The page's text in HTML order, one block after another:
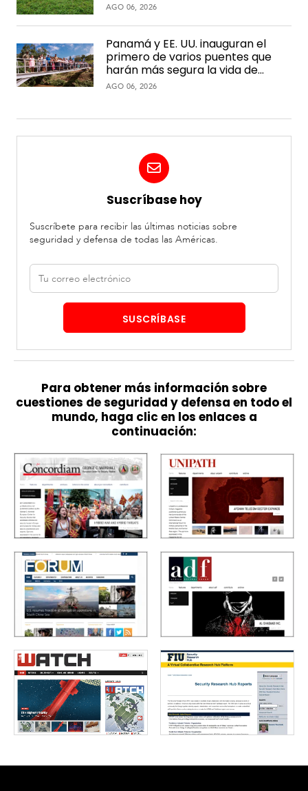
AGO 06, 2026
Panamá y EE. UU. inauguran el
primero de varios puentes que
harán más segura la vida de
comunidades rurales
AGO 06, 2026
Suscríbase hoy
Suscríbete para recibir las últimas noticias sobre
seguridad y defensa de todas las Américas.
Correo
electrónico
SUSCRÍBASE
Para obtener más información sobre
cuestiones de seguridad y defensa en todo el
mundo, haga clic en los enlaces a
continuación: